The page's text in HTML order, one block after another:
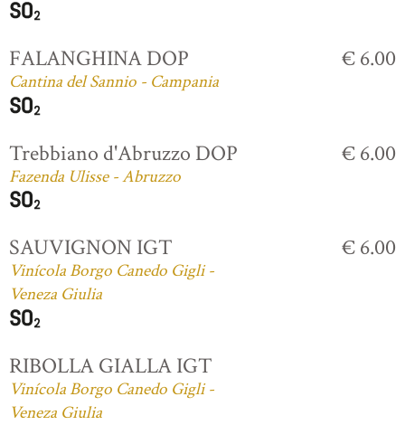
FALANGHINA DOP
Cantina del Sannio - Campania
€ 6.00
Trebbiano d'Abruzzo DOP
Fazenda Ulisse - Abruzzo
€ 6.00
SAUVIGNON IGT
Vinícola Borgo Canedo Gigli -
Veneza Giulia
€ 6.00
RIBOLLA GIALLA IGT
Vinícola Borgo Canedo Gigli -
Veneza Giulia